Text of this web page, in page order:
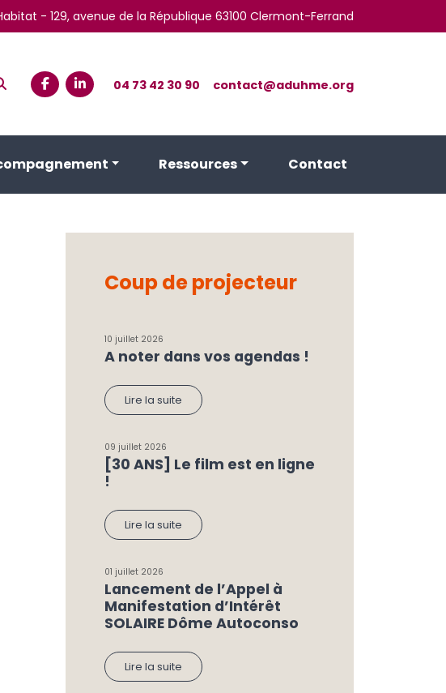
- 129, avenue de la République 63100 Clermont-Ferrand
04 73 42 30 90 contact@aduhme.org
Ressources Contact
Coup de projecteur
10 juillet 2026
A noter dans vos agendas !
Lire la suite
09 juillet 2026
[30 ANS] Le film est en ligne
!
Lire la suite
01 juillet 2026
Lancement de l’Appel à
Manifestation d’Intérêt
SOLAIRE Dôme Autoconso
Lire la suite